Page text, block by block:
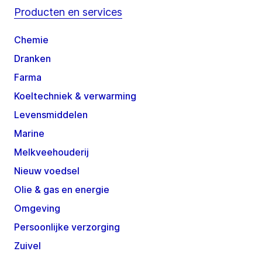
Producten en services
Chemie
Dranken
Farma
Koeltechniek & verwarming
Levensmiddelen
Marine
Melkveehouderij
Nieuw voedsel
Olie & gas en energie
Omgeving
Persoonlijke verzorging
Zuivel